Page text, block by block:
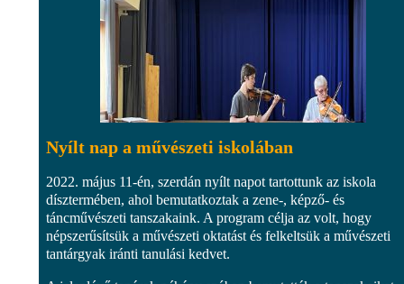
Nyílt nap a művészeti iskolában
2022. május 11-én, szerdán nyílt napot tartottunk az iskola
dísztermében, ahol bemutatkoztak a zene-, képző- és
táncművészeti tanszakaink. A program célja az volt, hogy
népszerűsítsük a művészeti oktatást és felkeltsük a művészeti
tantárgyak iránti tanulási kedvet.